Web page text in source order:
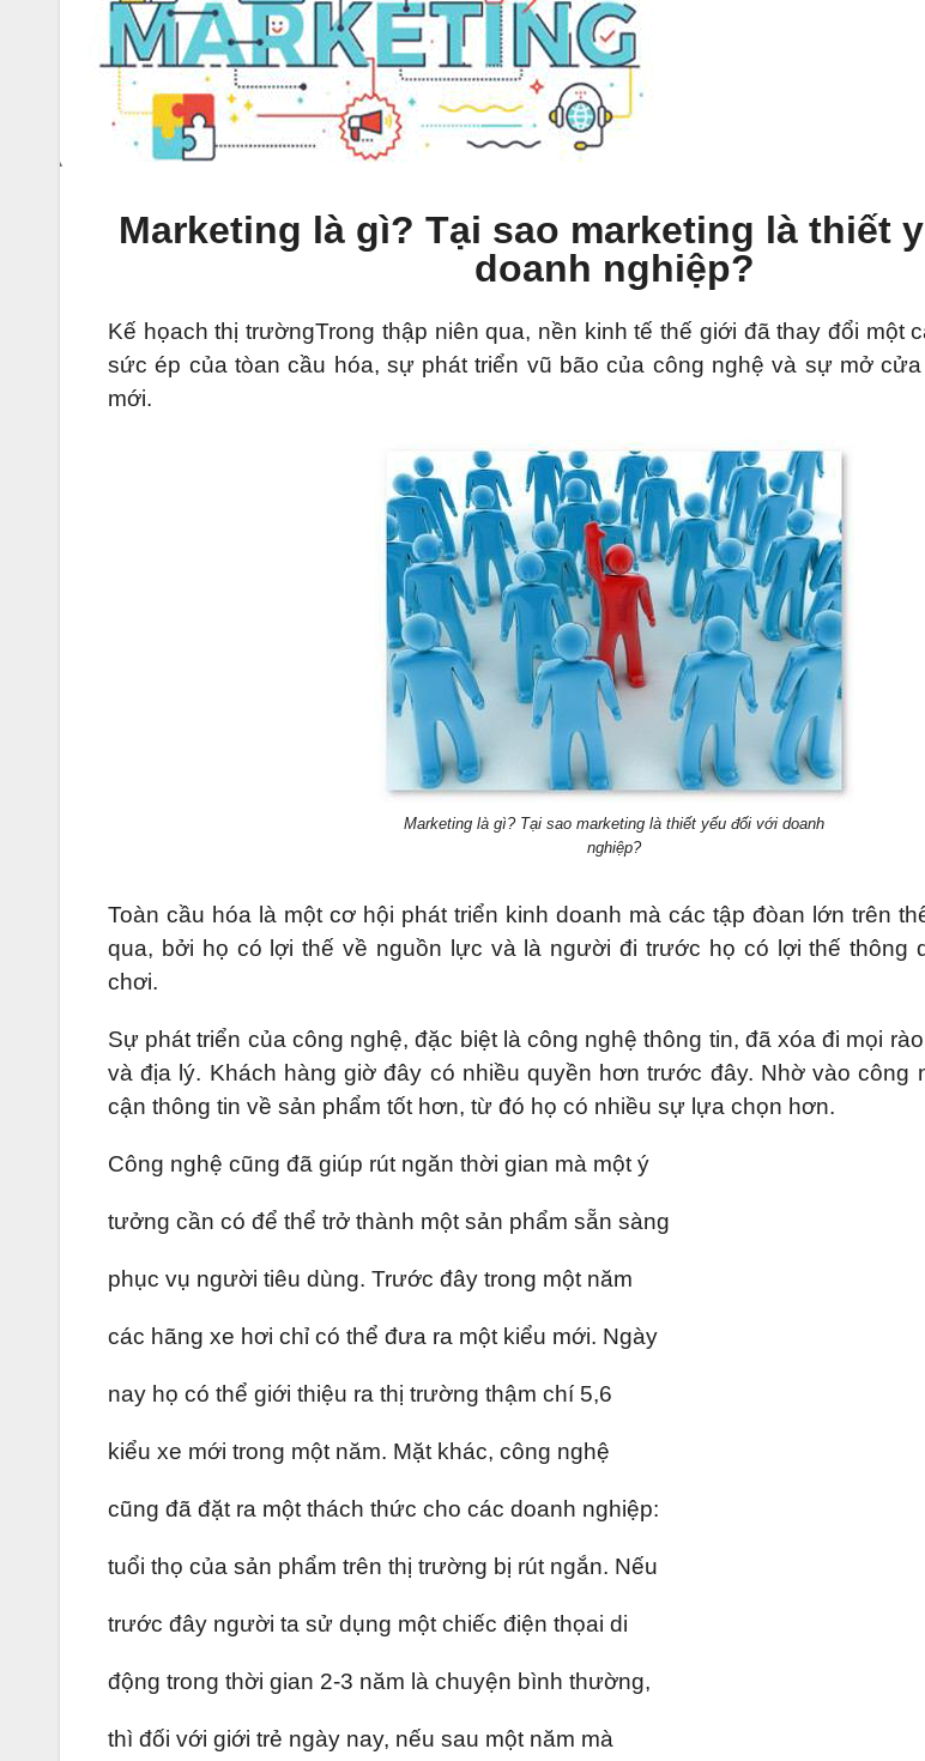
Marketing là gì? Tại sao marketing là thiết
doanh nghiệp?
Kế họach thị trườngTrong thập niên qua, nền kinh tế thế giới đã thay đổi một
sức ép của tòan cầu hóa, sự phát triển vũ bão của công nghệ và sự mở
mới.
Marketing là gì? Tại sao marketing là thiết yếu đối với doanh
nghiệp?
Toàn cầu hóa là một cơ hội phát triển kinh doanh mà các tập đòan lớn trên
qua, bởi họ có lợi thế về nguồn lực và là người đi trước họ có lợi thế thông
chơi.
Sự phát triển của công nghệ, đặc biệt là công nghệ thông tin, đã xóa đi mọi
và địa lý. Khách hàng giờ đây có nhiều quyền hơn trước đây. Nhờ vào công
cận thông tin về sản phẩm tốt hơn, từ đó họ có nhiều sự lựa chọn hơn.
Công nghệ cũng đã giúp rút ngăn thời gian mà một ý
tưởng cần có để thể trở thành một sản phẩm sẵn sàng
phục vụ người tiêu dùng. Trước đây trong một năm
các hãng xe hơi chỉ có thể đưa ra một kiểu mới. Ngày
nay họ có thể giới thiệu ra thị trường thậm chí 5,6
kiểu xe mới trong một năm. Mặt khác, công nghệ
cũng đã đặt ra một thách thức cho các doanh nghiệp:
tuổi thọ của sản phẩm trên thị trường bị rút ngắn. Nếu
trước đây người ta sử dụng một chiếc điện thọai di
động trong thời gian 2-3 năm là chuyện bình thường,
thì đối với giới trẻ ngày nay, nếu sau một năm mà